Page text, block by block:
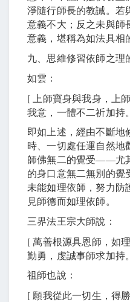
淨隨行師長的教誡。若
意義不大；反之未與師
意義，堪稱為如法具相
九、思維修習依師之理
如雲：
[
上師寶身與我身，上
我意，一體不二祈加持
即如上述，經由不斷地
時、一切處任運自然地
師佛無二的覺受――尤
的身口意無二無別的覺
未能如理依師，努力防
見師德而如理依師。
三界法王宗大師說：
[萬善根源具恩師，如
勤勇，虔誠事師求加持
祖師也說：
[ 願我從此一切生，得